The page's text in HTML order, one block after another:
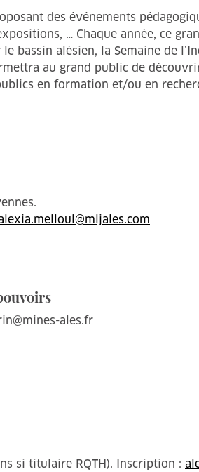
des événements
… Chaque année, ce
bassin alésien, la Semaine de
au grand public de
en formation et/ou en
ales.fr
si titulaire RQTH). Inscription :